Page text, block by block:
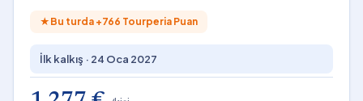
★ Bu turda +766 Tourperia Puan
İlk kalkış · 24 Oca 2027